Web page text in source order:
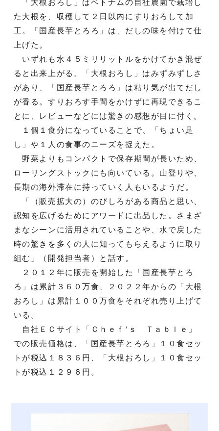
「大根おろし」はベトナムの自社農園で栽培し
た大根を、収穫して２日以内にすりおろして加
工。「国産長芋とろろ」は、だしの味を付けて仕
上げた。
いずれも水４５ミリリットルをかけてかき混ぜ
ると出来上がる。「大根おろし」はみずみずしさ
があり、「国産長芋とろろ」は粘り気が出てだし
が香る。すりおろす手間をかけずに再現できるこ
とに、レビューなどには驚きの感想が目に付く。
１個１食分になっていることで、「ちょい足
し」や１人の食事のニーズを捉えた。
野菜よりもコンパクトで保存期間が長いため、
ローリングストックにも向いている。山登りや、
長期の海外滞在に持っていく人もいるようだ。
「（販売拡大の）のびしろがある商品と思い、
認知を広げるためにアワードに出品した。さまざ
まなシーンに活用されていることや、水で戻した
時の驚きを多くの人に知ってもらえるように取り
組む」（開発担当者）と話す。
２０１２年に販売を開始した「国産長芋とろ
ろ」は累計３６０万食、２０２２年からの「大根
おろし」は累計１００万食をそれぞれ売り上げて
いる。
自社ＥＣサイト「Ｃｈｅｆ’ｓ Ｔａｂｌｅ」
での販売価格は、「国産長芋とろろ」１０食セッ
トが税込１８３６円、「大根おろし」１０食セッ
トが税込１２９６円。